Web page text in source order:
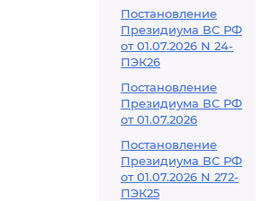
Постановление
Президиума ВС РФ
от 01.07.2026 N 24-
ПЭК26
Постановление
Президиума ВС РФ
от 01.07.2026
Постановление
Президиума ВС РФ
от 01.07.2026 N 272-
ПЭК25